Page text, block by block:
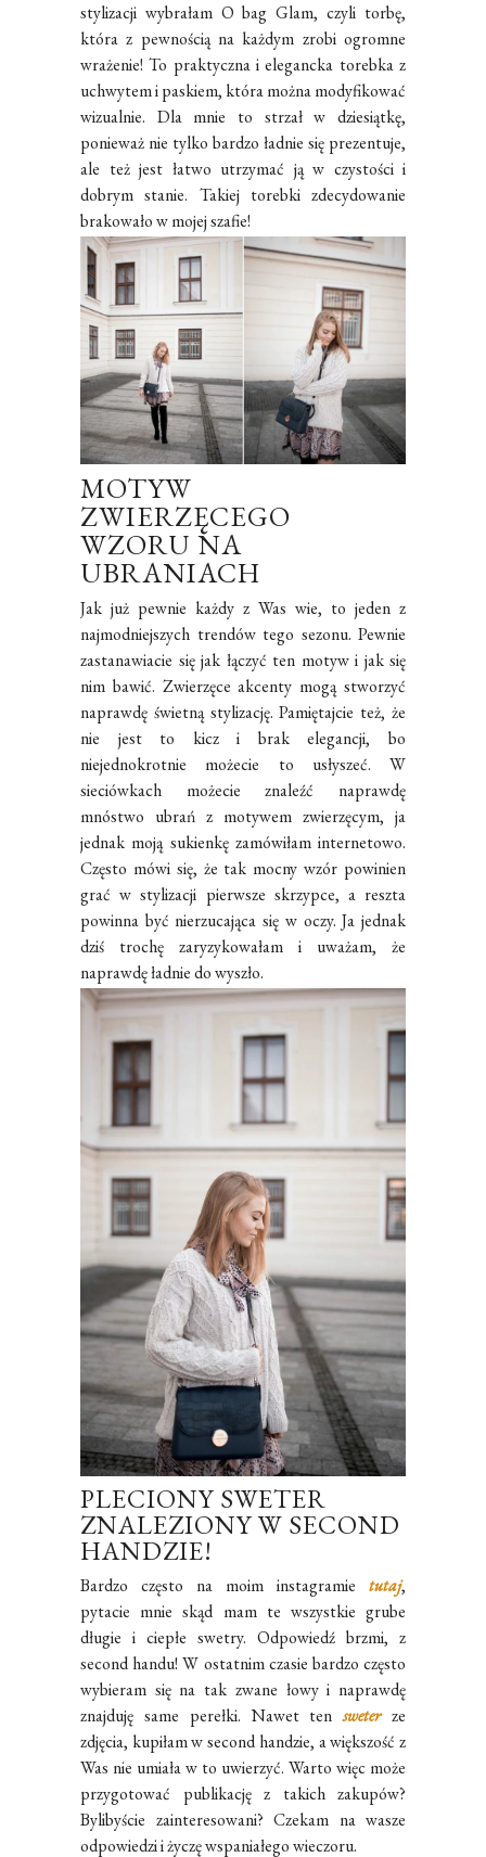
stylizacji wybrałam O bag Glam, czyli torbę,
która z pewnością na każdym zrobi ogromne
wrażenie! To praktyczna i elegancka torebka z
uchwytem i paskiem, która można modyfikować
wizualnie. Dla mnie to strzał w dziesiątkę,
ponieważ nie tylko bardzo ładnie się prezentuje,
ale też jest łatwo utrzymać ją w czystości i
dobrym stanie. Takiej torebki zdecydowanie
brakowało w mojej szafie!
MOTYW
ZWIERZĘCEGO
WZORU NA
UBRANIACH
Jak już pewnie każdy z Was wie, to jeden z
najmodniejszych trendów tego sezonu. Pewnie
zastanawiacie się jak łączyć ten motyw i jak się
nim bawić. Zwierzęce akcenty mogą stworzyć
naprawdę świetną stylizację. Pamiętajcie też, że
nie jest to kicz i brak elegancji, bo
niejednokrotnie możecie to usłyszeć. W
sieciówkach możecie znaleźć naprawdę
mnóstwo ubrań z motywem zwierzęcym, ja
jednak moją sukienkę zamówiłam internetowo.
Często mówi się, że tak mocny wzór powinien
grać w stylizacji pierwsze skrzypce, a reszta
powinna być nierzucająca się w oczy. Ja jednak
dziś trochę zaryzykowałam i uważam, że
naprawdę ładnie do wyszło.
PLECIONY SWETER
ZNALEZIONY W SECOND
HANDZIE!
Bardzo często na moim instagramie tutaj,
pytacie mnie skąd mam te wszystkie grube
długie i ciepłe swetry. Odpowiedź brzmi, z
second handu! W ostatnim czasie bardzo często
wybieram się na tak zwane łowy i naprawdę
znajduję same perełki. Nawet tensweter ze
zdjęcia, kupiłam w second handzie, a większość z
Was nie umiała w to uwierzyć. Warto więc może
przygotować publikację z takich zakupów?
Bylibyście zainteresowani? Czekam na wasze
odpowiedzi i życzę wspaniałego wieczoru.